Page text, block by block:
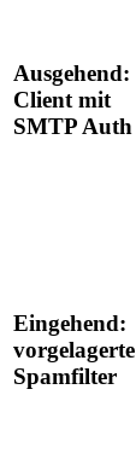
Ausgehend:
Client mit
SMTP Auth
Eingehend:
vorgelagerte
Spamfilter